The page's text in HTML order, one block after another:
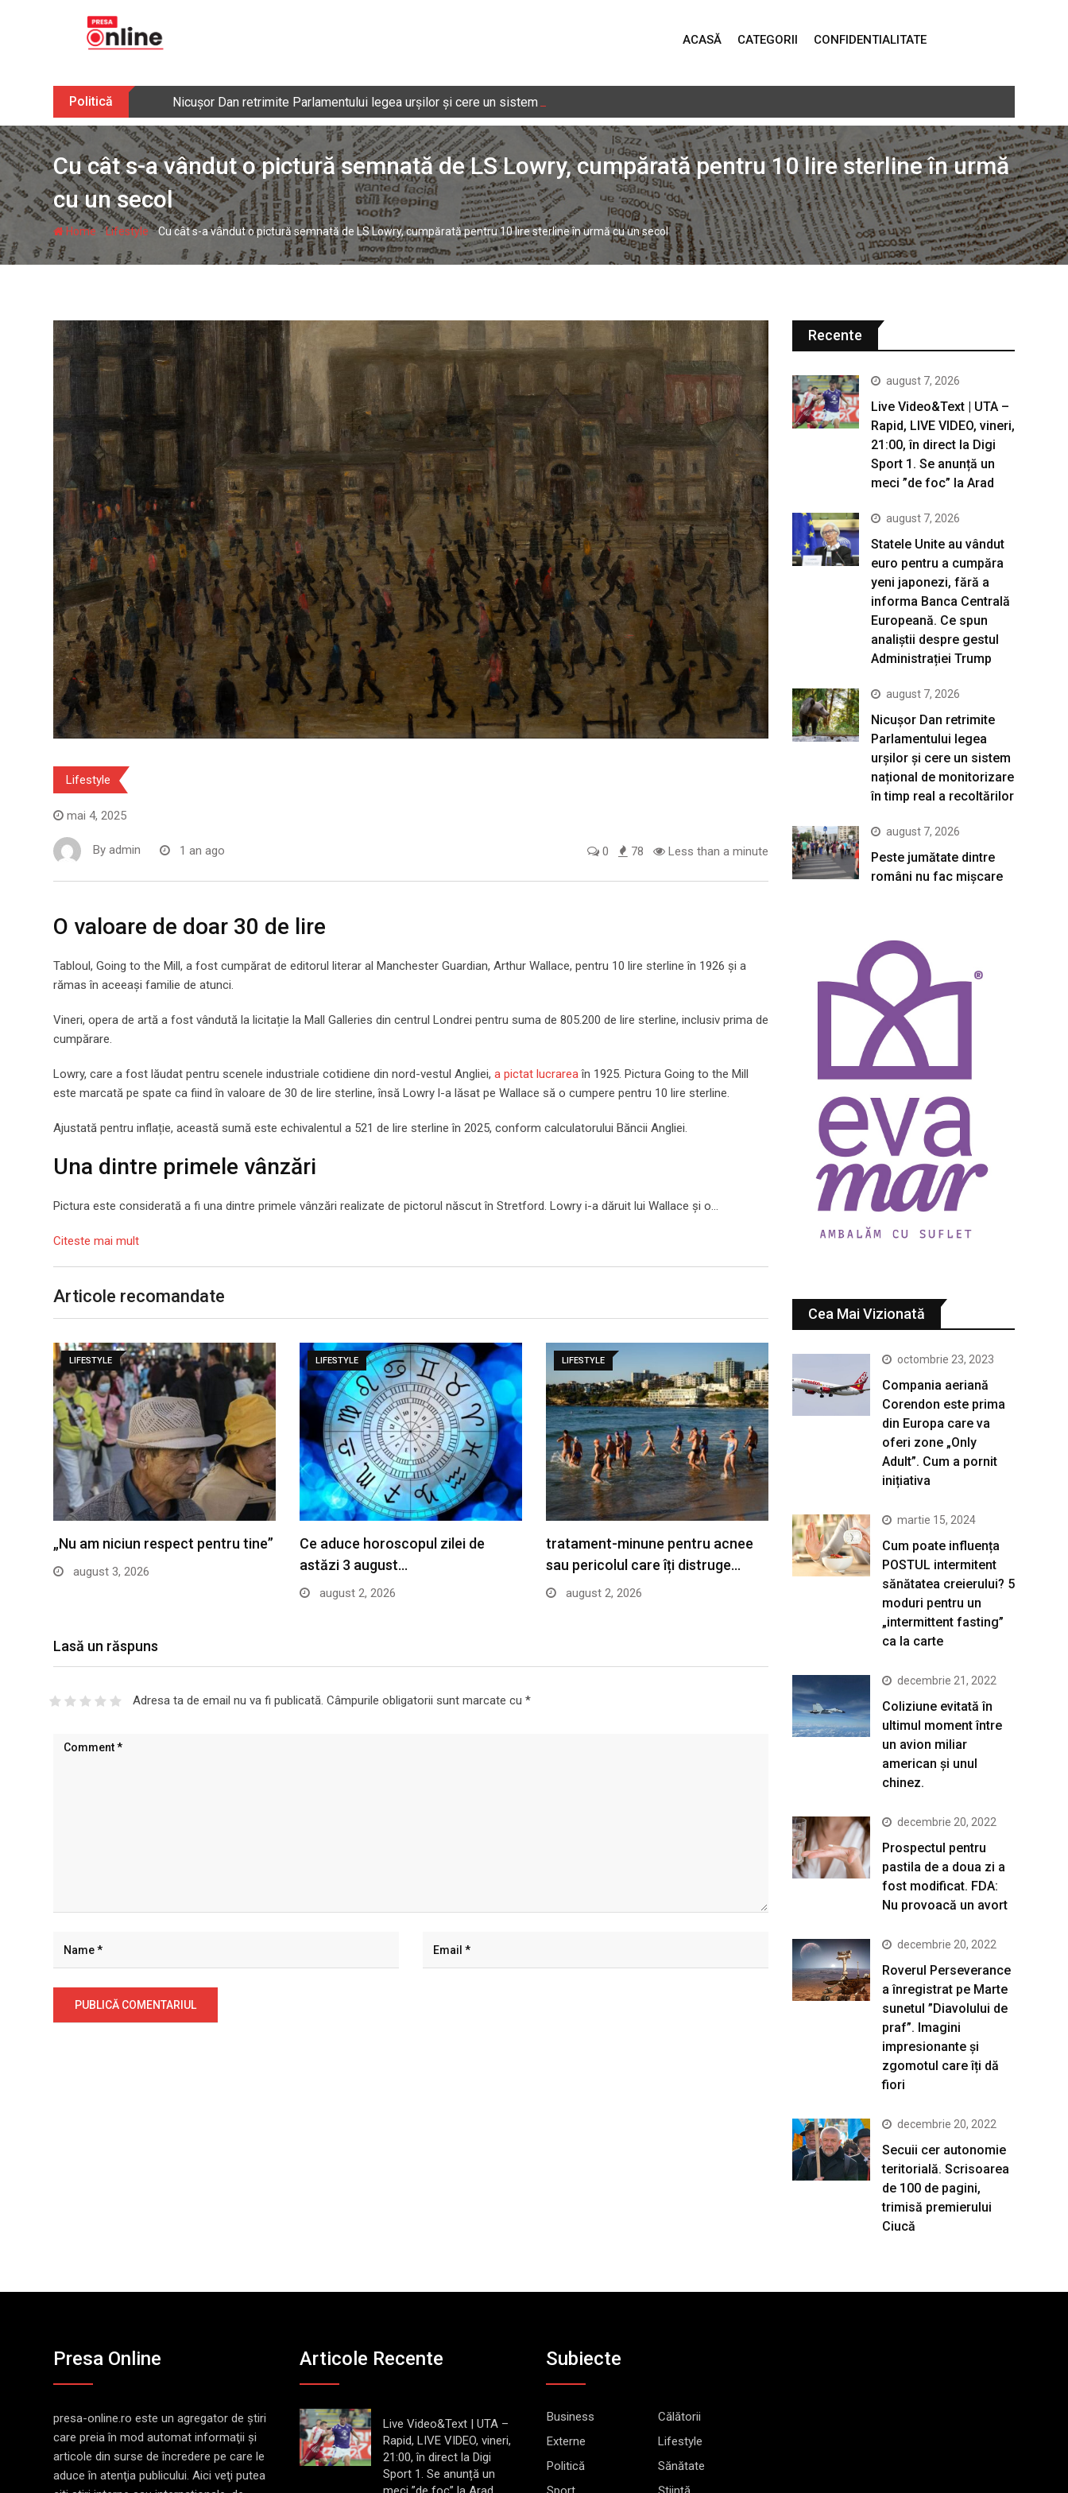
ACASĂ CATEGORII CONFIDENTIALITATE
Politică Nicușor Dan retrimite Parlamentului legea urșilor și cere un sistem național de monitorizare în timp real a recoltărilor
Cu cât s-a vândut o pictură semnată de LS Lowry, cumpărată pentru 10 lire sterline în urmă
cu un secol
Home -Lifestyle-Cu cât s-a vândut o pictură semnată de LS Lowry, cumpărată pentru 10 lire sterline în urmă cu un secol
Lifestyle
mai 4, 2025
By admin 1 an ago 0 78 Less than a minute
O valoare de doar 30 de lire
Tabloul, Going to the Mill, a fost cumpărat de editorul literar al Manchester Guardian, Arthur Wallace, pentru 10 lire sterline în 1926 și a
rămas în aceeași familie de atunci.
Vineri, opera de artă a fost vândută la licitație la Mall Galleries din centrul Londrei pentru suma de 805.200 de lire sterline, inclusiv prima de
cumpărare.
Lowry, care a fost lăudat pentru scenele industriale cotidiene din nord-vestul Angliei, a pictat lucrareaîn 1925. Pictura Going to the Mill
este marcată pe spate ca fiind în valoare de 30 de lire sterline, însă Lowry l-a lăsat pe Wallace să o cumpere pentru 10 lire sterline.
Ajustată pentru inflație, această sumă este echivalentul a 521 de lire sterline în 2025, conform calculatorului Băncii Angliei.
Una dintre primele vânzări
Pictura este considerată a fi una dintre primele vânzări realizate de pictorul născut în Stretford. Lowry i-a dăruit lui Wallace și o…
Citeste mai mult
Articole recomandate
LIFESTYLE
„Nu am niciun respect pentru tine”
august 3, 2026
LIFESTYLE
Ce aduce horoscopul zilei de
astăzi 3 august…
august 2, 2026
LIFESTYLE
tratament-minune pentru acnee
sau pericolul care îți distruge…
august 2, 2026
Lasă un răspuns
Adresa ta de email nu va fi publicată. Câmpurile obligatorii sunt marcate cu *
Recente
august 7, 2026
Live Video&Text | UTA –
Rapid, LIVE VIDEO, vineri,
21:00, în direct la Digi
Sport 1. Se anunță un
meci ”de foc” la Arad
august 7, 2026
Statele Unite au vândut
euro pentru a cumpăra
yeni japonezi, fără a
informa Banca Centrală
Europeană. Ce spun
analiștii despre gestul
Administrației Trump
august 7, 2026
Nicușor Dan retrimite
Parlamentului legea
urșilor și cere un sistem
național de monitorizare
în timp real a recoltărilor
august 7, 2026
Peste jumătate dintre
români nu fac mișcare
Cea Mai Vizionată
octombrie 23, 2023
Compania aeriană
Corendon este prima
din Europa care va
oferi zone „Only
Adult”. Cum a pornit
inițiativa
martie 15, 2024
Cum poate influența
POSTUL intermitent
sănătatea creierului? 5
moduri pentru un
„intermittent fasting”
ca la carte
decembrie 21, 2022
Coliziune evitată în
ultimul moment între
un avion miliar
american şi unul
chinez.
decembrie 20, 2022
Prospectul pentru
pastila de a doua zi a
fost modificat. FDA:
Nu provoacă un avort
decembrie 20, 2022
Roverul Perseverance
a înregistrat pe Marte
sunetul ”Diavolului de
praf”. Imagini
impresionante și
zgomotul care îți dă
fiori
decembrie 20, 2022
Secuii cer autonomie
teritorială. Scrisoarea
de 100 de pagini,
trimisă premierului
Ciucă
Presa Online
presa-online.ro este un agregator de ştiri
care preia în mod automat informaţii şi
articole din surse de încredere pe care le
aduce în atenţia publicului. Aici veţi putea
Articole Recente
Live Video&Text | UTA –
Rapid, LIVE VIDEO, vineri,
21:00, în direct la Digi
Sport 1. Se anunță un
Subiecte
Business
Călătorii
Externe
Lifestyle
Politică
Sănătate